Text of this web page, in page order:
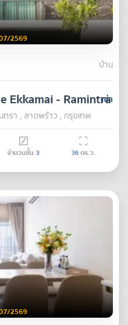
2569
บ้าน
เช่า
Ekkamai - Ramintra
ทรา , ลาดพร้าว , กรุงเทพ
จำนวนชั้น 3 36ตร.ว.
2569